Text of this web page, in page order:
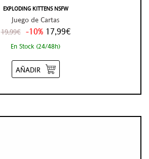
EXPLODING KITTENS NSFW
Juego de Cartas
19,99€ -10% 17,99€
En Stock (24/48h)
AÑADIR